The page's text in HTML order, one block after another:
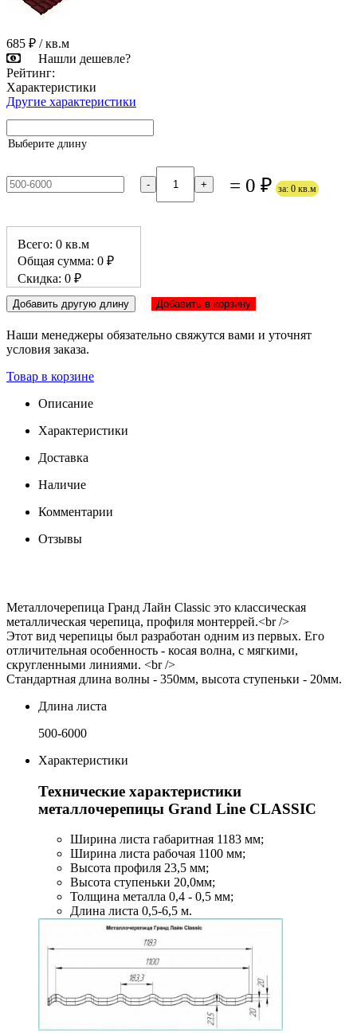
685 ₽ / кв.м
Нашли дешевле?
Рейтинг:
Характеристики
Другие характеристики
Выберите длину
- + = 0 ₽ за: 0 кв.м
Всего: 0 кв.м
Общая сумма: 0 ₽
Скидка: 0 ₽
Добавить другую длину Добавить в корзину
Наши менеджеры обязательно свяжутся вами и уточнят
условия заказа.
Товар в корзине
Описание
Характеристики
Доставка
Наличие
Комментарии
Отзывы
Металлочерепица Гранд Лайн Classic это классическая
металлическая черепица, профиля монтеррей.<br />
Этот вид черепицы был разработан одним из первых. Его
отличительная особенность - косая волна, с мягкими,
скругленными линиями. <br />
Стандартная длина волны - 350мм, высота ступеньки - 20мм.
Длина листа
500-6000
Характеристики
Технические характеристики
металлочерепицы Grand Line CLASSIC
Ширина листа габаритная 1183 мм;
Ширина листа рабочая 1100 мм;
Высота профиля 23,5 мм;
Высота ступеньки 20,0мм;
Толщина металла 0,4 - 0,5 мм;
Длина листа 0,5-6,5 м.